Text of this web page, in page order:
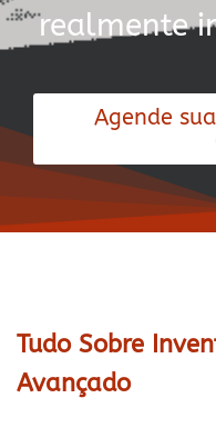
realmente
Agende
Tudo Sobre
Avançado